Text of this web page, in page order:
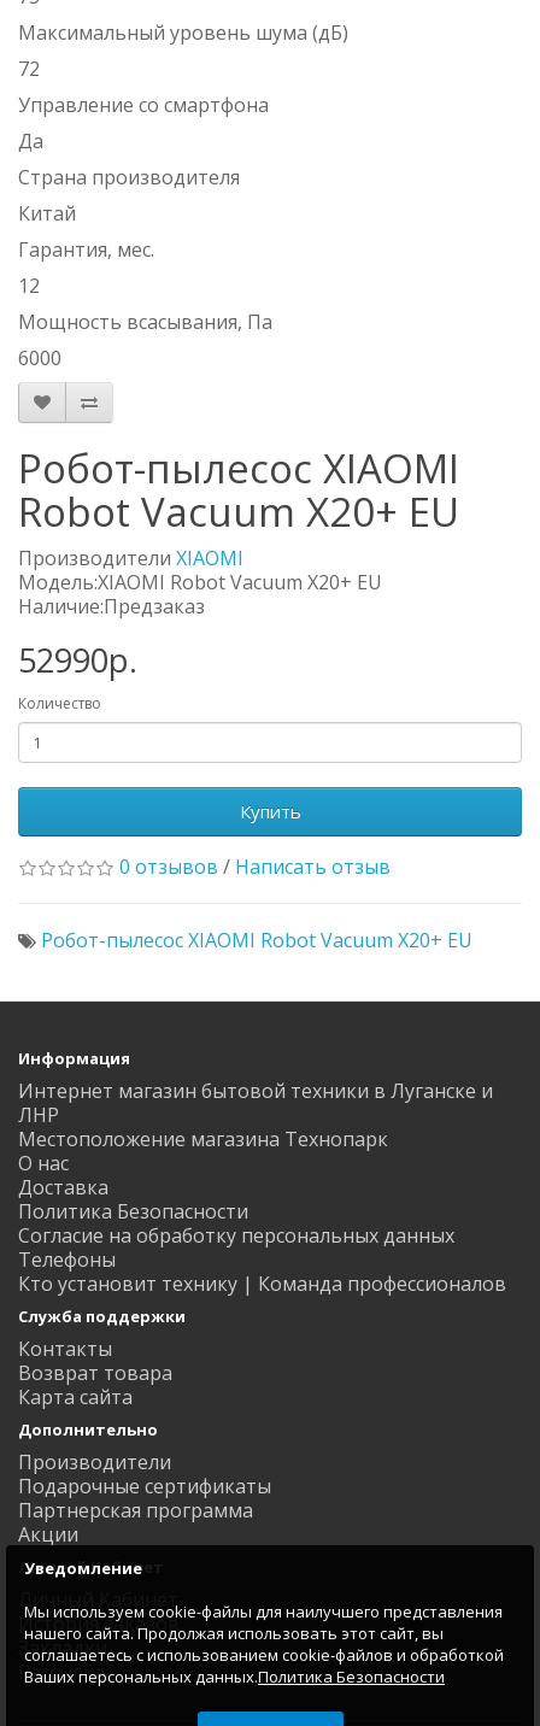
Максимальный уровень шума (дБ)
72
Управление со смартфона
Да
Страна производителя
Китай
Гарантия, мес.
12
Мощность всасывания, Па
6000
Робот-пылесос XIAOMI
Robot Vacuum X20+ EU
Производители XIAOMI
Модель:XIAOMI Robot Vacuum X20+ EU
Наличие:Предзаказ
52990р.
Количество
Купить
0 отзывов / Написать отзыв
Робот-пылесос XIAOMI Robot Vacuum X20+ EU
Информация
Интернет магазин бытовой техники в Луганске и
ЛНР
Местоположение магазина Технопарк
О нас
Доставка
Политика Безопасности
Согласие на обработку персональных данных
Телефоны
Кто установит технику | Команда профессионалов
Служба поддержки
Контакты
Возврат товара
Карта сайта
Дополнительно
Производители
Подарочные сертификаты
Партнерская программа
Акции
Личный Кабинет
Личный Кабинет
История заказов
Закладки
Рассылка
Уведомление
Мы используем cookie-файлы для наилучшего представления
нашего сайта. Продолжая использовать этот сайт, вы
соглашаетесь с использованием cookie-файлов и обработкой
Ваших персональных данных.Политика Безопасности